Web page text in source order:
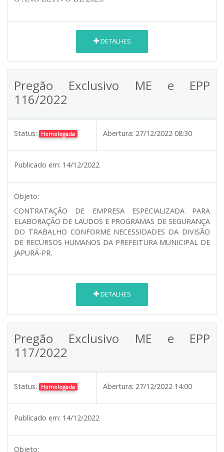
DETALHES
Pregão Exclusivo ME e EPP
116/2022
Status: Homologada Abertura: 27/12/2022 08:30
Publicado em: 14/12/2022
Objeto:
CONTRATAÇÃO DE EMPRESA ESPECIALIZADA PARA
ELABORAÇÃO DE LAUDOS E PROGRAMAS DE SEGURANÇA
DO TRABALHO CONFORME NECESSIDADES DA DIVISÃO
DE RECURSOS HUMANOS DA PREFEITURA MUNICIPAL DE
JAPURÁ-PR.
DETALHES
Pregão Exclusivo ME e EPP
117/2022
Status: Homologada Abertura: 27/12/2022 14:00
Publicado em: 14/12/2022
Objeto: